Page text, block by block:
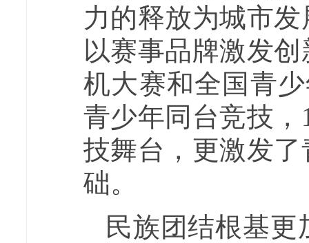
力的释放为城市
以赛事品牌激发
机大赛和全国青
青少年同台竞技
技舞台，更激发
础。
民族团结根基